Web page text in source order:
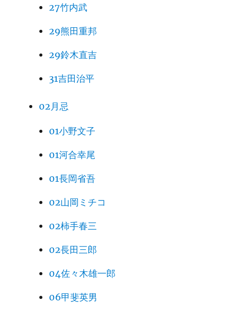
27竹内武
29熊田重邦
29鈴木直吉
31吉田治平
02月忌
01小野文子
01河合幸尾
01長岡省吾
02山岡ミチコ
02柿手春三
02長田三郎
04佐々木雄一郎
06甲斐英男